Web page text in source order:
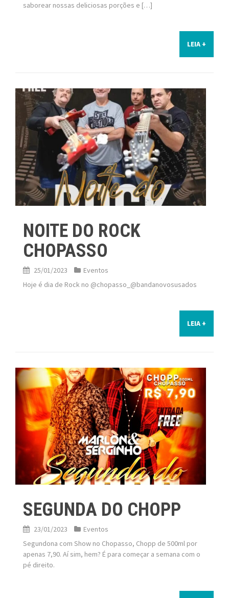
saborear nossas deliciosas porções e […]
LEIA +
NOITE DO ROCK
CHOPASSO
25/01/2023
Eventos
Hoje é dia de Rock no @chopasso_@bandanovosusados
LEIA +
SEGUNDA DO CHOPP
23/01/2023
Eventos
Segundona com Show no Chopasso, Chopp de 500ml por
apenas 7,90. Aí sim, hem? É para começar a semana com o
pé direito.